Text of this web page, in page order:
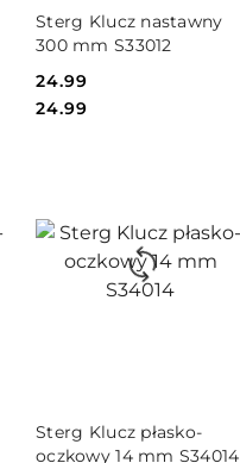
Sterg Klucz nastawny
300 mm S33012
Cena:
24.99
Cena:
24.99
Sterg Klucz płasko-
oczkowy 14 mm S34014
DO KOSZYKA